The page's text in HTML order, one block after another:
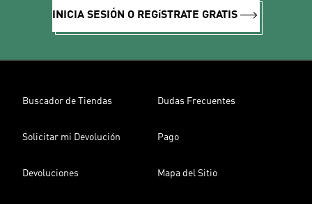
INICIA SESIÓN O REGíSTRATE GRATIS
Buscador de Tiendas Dudas Frecuentes
Solicitar mi Devolución Pago
Devoluciones Mapa del Sitio